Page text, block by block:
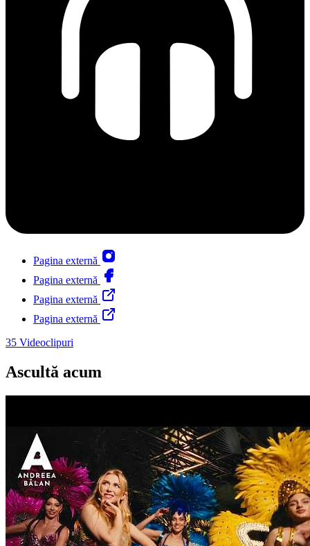
Pagina externă
Pagina externă
Pagina externă
Pagina externă
35 Videoclipuri
Ascultă acum